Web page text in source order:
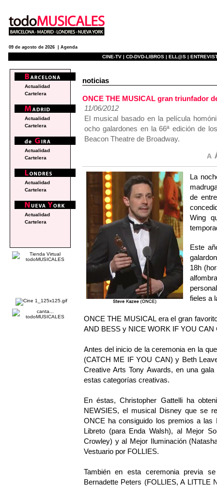
09 de agosto de 2026 | Agenda
CINE-TV | CD-DVD-LIBROS | ELL@S |
noticias
ONCE THE MUSICAL gran triunfador
11/06/2012
El musical basado en la película
ocho galardones en la 66ª edición de
Beacon Theatre de Broadway.
La
de
Wing
Este
18h
fieles a
ONCE THE MUSICAL era el gran
AND BESS y NICE WORK IF YOU CAN
Antes del inicio de la ceremonia en la
(CATCH ME IF YOU CAN) y Beth
Creative Arts Tony Awards, en una
estas categorías creativas.
En éstas, Christopher Gattelli ha
NEWSIES, el musical Disney que se
ONCE ha consiguido los premios a las
Libreto (para Enda Walsh), al Mejor
Crowley) y al Mejor Iluminación (
Vestuario por FOLLIES.
También en esta ceremonia previa
Bernadette Peters (FOLLIES, A
Actualidad
Cartelera
Actualidad
Cartelera
Actualidad
Cartelera
Actualidad
Cartelera
Actualidad
Cartelera